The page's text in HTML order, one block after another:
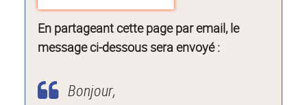
En partageant cette page par email, le
message ci-dessous sera envoyé :
Bonjour,